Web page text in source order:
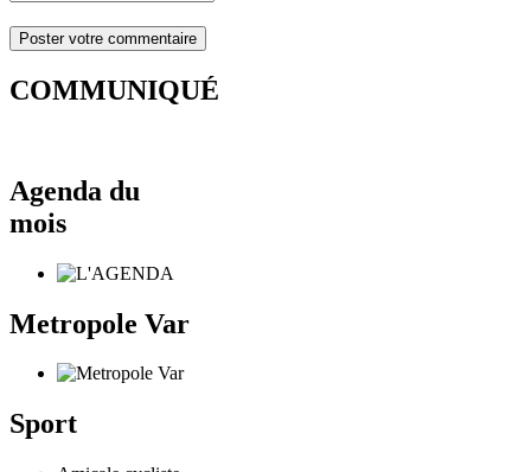
COMMUNIQUÉ
Agenda du
mois
Metropole Var
Sport